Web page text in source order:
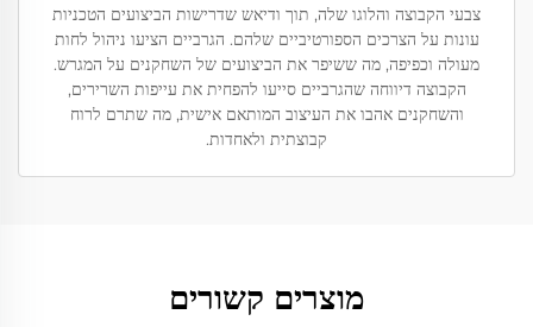
צבעי הקבוצה והלוגו שלה, תוך ודיאש שדרישות הביצועים הטכניות
עונות על הצרכים הספורטיביים שלהם. הגרביים הציעו ניהול לחות
מעולה וכפיפה, מה ששיפר את הביצועים של השחקנים על המגרש.
הקבוצה דיווחה שהגרביים סייעו להפחית את עייפות השרירים,
והשחקנים אהבו את העיצוב המותאם אישית, מה שתרם לרוח
קבוצתית ולאחדות.
מוצרים קשורים